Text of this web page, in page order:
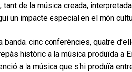
de la música creada,
un impacte especial en el món
banda, cinc conferències, quatre
històric a la música produïda a
a la música que s’hi produïa